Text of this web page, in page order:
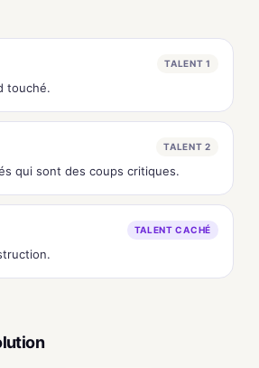
TALENT 1
touché.
TALENT 2
qui sont des coups critiques.
TALENT CACHÉ